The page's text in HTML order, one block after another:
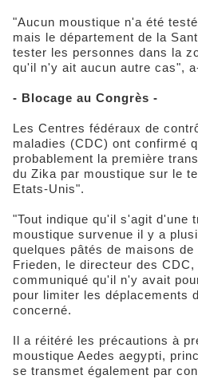
"Aucun moustique n'a été
mais le département de la
tester les personnes dans la
qu'il n'y ait aucun autre cas",
- Blocage au Congrès -
Les Centres fédéraux de
maladies (CDC) ont confirmé
probablement la première
du Zika par moustique sur le
Etats-Unis".
"Tout indique qu'il s'agit d'une
moustique survenue il y a
quelques pâtés de maisons
Frieden, le directeur des
communiqué qu'il n'y avait
pour limiter les déplacements
concerné.
Il a réitéré les précautions à
moustique Aedes aegypti,
se transmet également par